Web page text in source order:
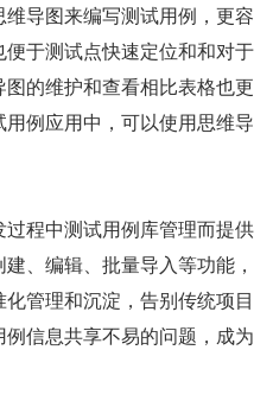
导图来编写测试用例，更容
于测试点快速定位和和对于
的维护和查看相比表格也更
例应用中，可以使用思维导
程中测试用例库管理而提供
、编辑、批量导入等功能，
管理和沉淀，告别传统项目
信息共享不易的问题，成为